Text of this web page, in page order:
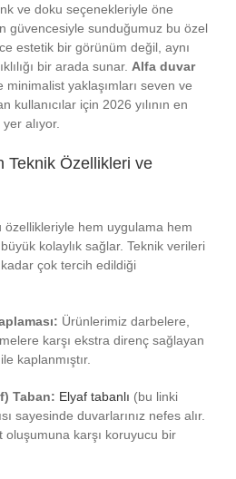
ve doku seçenekleriyle öne
güvencesiyle sunduğumuz bu özel
estetik bir görünüm değil, aynı
bir arada sunar. Alfa duvar
minimalist yaklaşımları seven ve
kullanıcılar için 2026 yılının en
alıyor.
Teknik Özellikleri ve
özellikleriyle hem uygulama hem
kolaylık sağlar. Teknik verileri
çok tercih edildiği
Ürünlerimiz darbelere,
karşı ekstra direnç sağlayan
kaplanmıştır.
Taban: Elyaf tabanlı (bu linki
sayesinde duvarlarınız nefes alır.
oluşumuna karşı koruyucu bir